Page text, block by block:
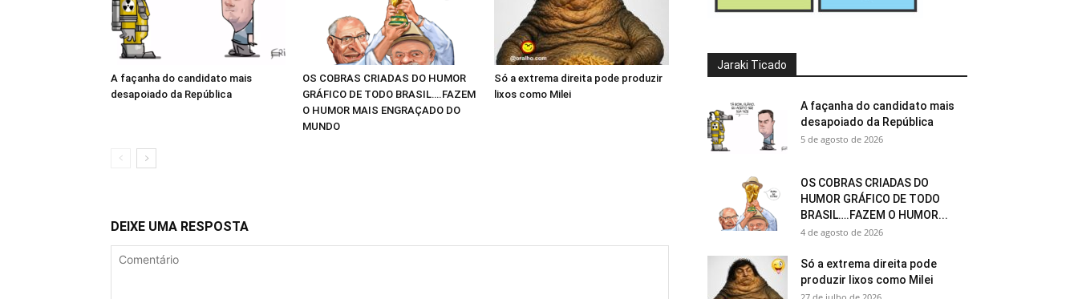
A façanha do candidato mais
desapoiado da República
OS COBRAS CRIADAS DO HUMOR
GRÁFICO DE TODO BRASIL….FAZEM
O HUMOR MAIS ENGRAÇADO DO
MUNDO
Só a extrema direita pode produzir
lixos como Milei
DEIXE UMA RESPOSTA
Jaraki Ticado
A façanha do candidato mais
desapoiado da República
5 de agosto de 2026
OS COBRAS CRIADAS DO
HUMOR GRÁFICO DE TODO
BRASIL….FAZEM O HUMOR...
4 de agosto de 2026
Só a extrema direita pode
produzir lixos como Milei